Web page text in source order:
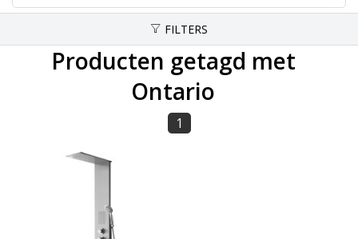
FILTERS
Producten getagd met
Ontario
1